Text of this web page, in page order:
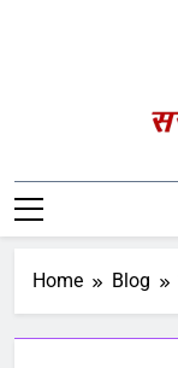
Home Blog